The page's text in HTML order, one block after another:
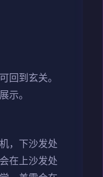
回到玄关。
示。
，下沙发处
在上沙发处